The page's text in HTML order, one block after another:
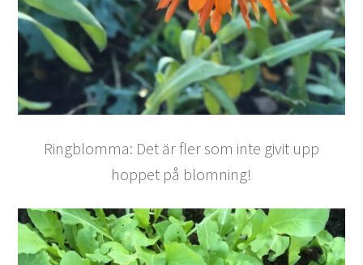
Ringblomma: Det är fler som inte givit upp
hoppet på blomning!